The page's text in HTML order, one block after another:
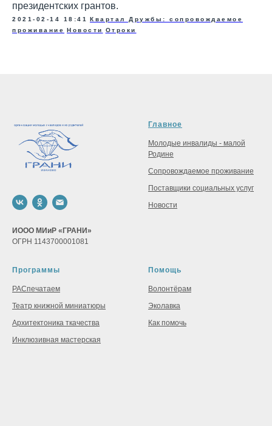
президентских грантов.
2021-02-14 18:41
Квартал Дружбы: сопровождаемое
проживание Новости Отроки
ИООО МИиР «ГРАНИ»
ОГРН 1143700001081
Главное
Молодые инвалиды - малой
Родине
Сопровождаемое проживание
Поставщики социальных услуг
Новости
Программы
РАСпечатаем
Театр книжной миниатюры
Архитектоника ткачества
Инклюзивная мастерская
Помощь
Волонтёрам
Эколавка
Как помочь